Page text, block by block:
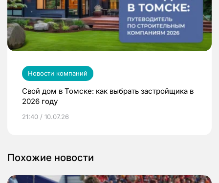
Новости компаний
Свой дом в Томске: как выбрать застройщика в
2026 году
21:40 / 10.07.26
Похожие новости